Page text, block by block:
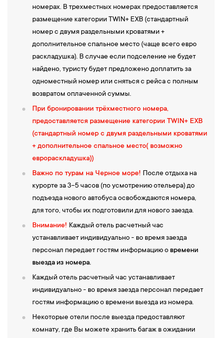
номерах. В трехместных номерах предоставляется
размещение категории TWIN+ EXB (стандартный
номер с двумя раздельными кроватями +
дополнительное спальное место (чаще всего евро
раскладушка). В случае если подселение не будет
найдено, туристу будет предложено доплатить за
одноместный номер или сняться с рейса с полным
возвратом оплаченной суммы.
При бронировании трёхместного номера,
предоставляется размещение категории TWIN+ EXB
(стандартный номер с двумя раздельными кроватями
+ дополнительное спальное место( возможно
еврораскладушка))
Важно по турам на Черное море! После отдыха на
курорте за 3-5 часов (по усмотрению отельера) до
подъезда нового автобуса освобождаются номера,
для того, чтобы их подготовили для нового заезда.
Внимание! Каждый отель расчетный час
устанавливает индивидуально - во время заезда
персонал передает гостям информацию о времени
выезда из номера.
Каждый отель расчетный час устанавливает
индивидуально - во время заезда персонал передает
гостям информацию о времени выезда из номера.
Некоторые отели после выезда предоставляют
комнату, где Вы можете хранить багаж в ожидании